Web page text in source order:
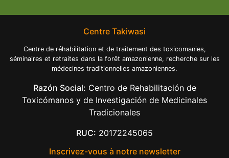
Centre Takiwasi
Centre de réhabilitation et de traitement des toxicomanies,
séminaires et retraites dans la forêt amazonienne, recherche sur les
médecines traditionnelles amazoniennes.
Razón Social: Centro de Rehabilitación de
Toxicómanos y de Investigación de Medicinales
Tradicionales
RUC: 20172245065
Inscrivez-vous à notre newsletter